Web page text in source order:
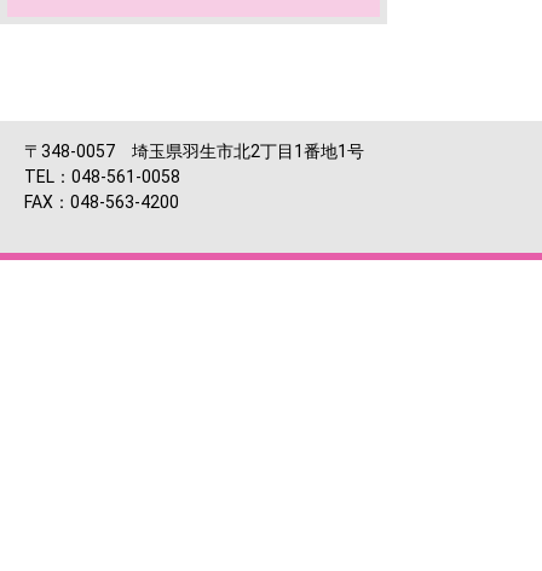
〒348-0057 埼玉県羽生市北2丁目1番地1号
TEL：048-561-0058
FAX：048-563-4200